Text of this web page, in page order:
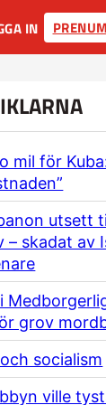
IN
mil för
utsett
– skadat av
grov
socialism
ville